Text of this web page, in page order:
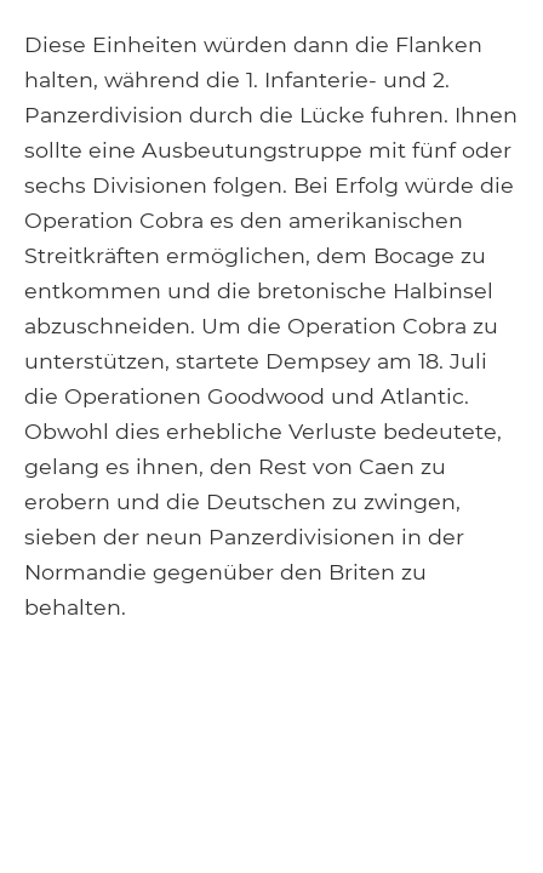
Diese Einheiten würden dann die Flanken
halten, während die 1. Infanterie- und 2.
Panzerdivision durch die Lücke fuhren. Ihnen
sollte eine Ausbeutungstruppe mit fünf oder
sechs Divisionen folgen. Bei Erfolg würde die
Operation Cobra es den amerikanischen
Streitkräften ermöglichen, dem Bocage zu
entkommen und die bretonische Halbinsel
abzuschneiden. Um die Operation Cobra zu
unterstützen, startete Dempsey am 18. Juli
die Operationen Goodwood und Atlantic.
Obwohl dies erhebliche Verluste bedeutete,
gelang es ihnen, den Rest von Caen zu
erobern und die Deutschen zu zwingen,
sieben der neun Panzerdivisionen in der
Normandie gegenüber den Briten zu
behalten.